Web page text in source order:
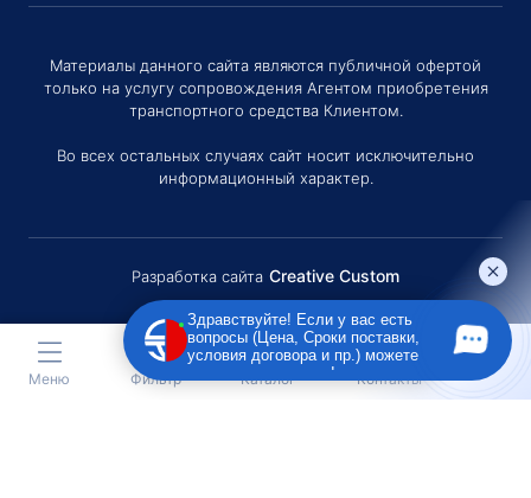
Материалы данного сайта являются публичной офертой
только на услугу сопровождения Агентом приобретения
транспортного средства Клиентом.
Во всех остальных случаях сайт носит исключительно
информационный характер.
Разработка сайта Creative Custom
Меню Фильтр Каталог Контакты
Здравствуйте! Если у вас есть
вопросы (Цена, Сроки поставки,
условия договора и пр.) можете
задать их мне в чат!